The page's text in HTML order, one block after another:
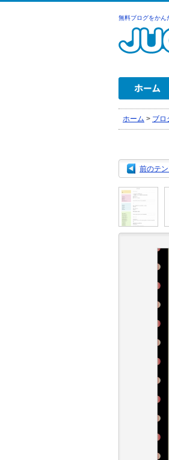
無料ブログをかん
ホーム > ブロ
前のテ